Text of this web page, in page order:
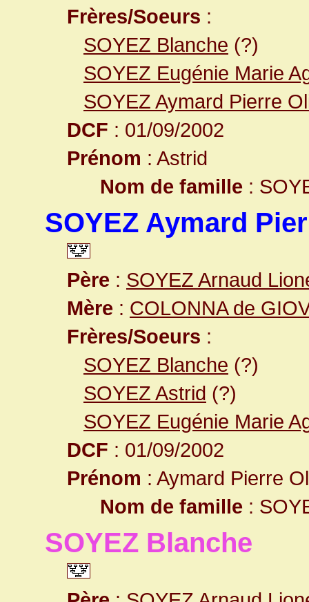
Frères/Soeurs :
SOYEZ Blanche (?)
SOYEZ Eugénie Marie
SOYEZ Aymard Pierre
DCF : 01/09/2002
Prénom : Astrid
Nom de famille :
SOYEZ Aymard
Père : SOYEZ Arnaud
Mère : COLONNA de
Frères/Soeurs :
SOYEZ Blanche (?)
SOYEZ Astrid (?)
SOYEZ Eugénie Marie
DCF : 01/09/2002
Prénom : Aymard Pierre
Nom de famille :
SOYEZ Blanche